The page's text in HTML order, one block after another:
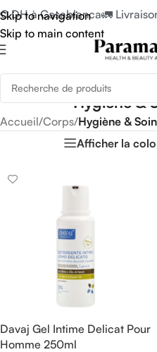
Skip to navigation
Skip to main content
DH à Casablanca🚛
Hygiène &
Accueil/Corps/Hygiène &
Afficher la
Davaj Gel Intime Delicat Pour
Homme 250ml